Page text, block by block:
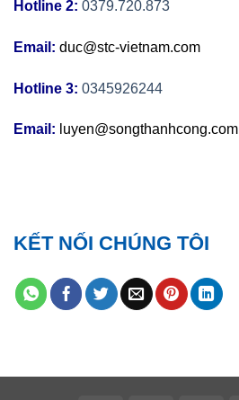
Hotline 2: 0379.720.873
Email: duc@stc-vietnam.com
Hotline 3: 0345926244
Email: luyen@songthanhcong.com
KẾT NỐI CHÚNG TÔI